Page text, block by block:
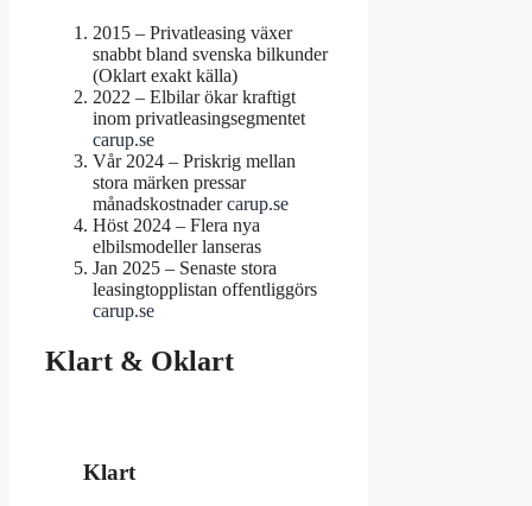
2015 – Privatleasing växer
snabbt bland svenska bilkunder
(Oklart exakt källa)
2022 – Elbilar ökar kraftigt
inom privatleasingsegmentet
carup.se
Vår 2024 – Priskrig mellan
stora märken pressar
månadskostnadercarup.se
Höst 2024 – Flera nya
elbilsmodeller lanseras
Jan 2025 – Senaste stora
leasingtopplistan offentliggörs
carup.se
Klart & Oklart
Klart